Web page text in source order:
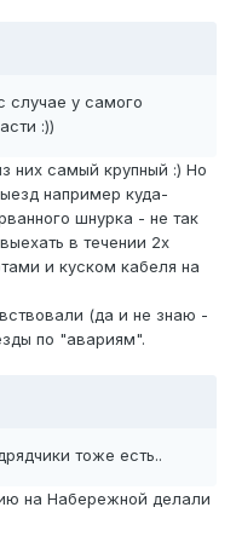
случае у самого
:))
них самый крупный :) Но
например куда-
шнурка - не так
в течении 2х
и куском кабеля на
(да и не знаю -
по "авариям".
тоже есть..
на Набережной делали